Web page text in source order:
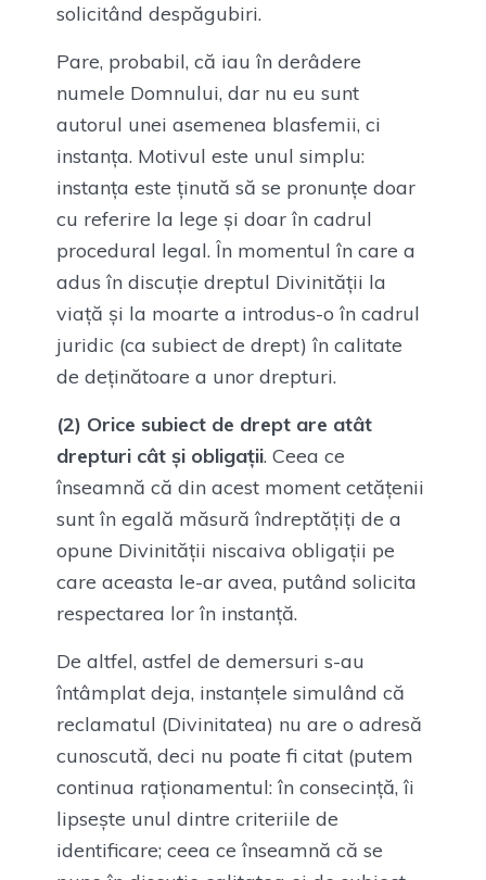
solicitând despăgubiri.
Pare, probabil, că iau în derâdere
numele Domnului, dar nu eu sunt
autorul unei asemenea blasfemii, ci
instanța. Motivul este unul simplu:
instanța este ținută să se pronunțe doar
cu referire la lege și doar în cadrul
procedural legal. În momentul în care a
adus în discuție dreptul Divinității la
viață și la moarte a introdus-o în cadrul
juridic (ca subiect de drept) în calitate
de deținătoare a unor drepturi.
(2) Orice subiect de drept are atât
drepturi cât și obligații. Ceea ce
înseamnă că din acest moment cetățenii
sunt în egală măsură îndreptățiți de a
opune Divinității niscaiva obligații pe
care aceasta le-ar avea, putând solicita
respectarea lor în instanță.
De altfel, astfel de demersuri s-au
întâmplat deja, instanțele simulând că
reclamatul (Divinitatea) nu are o adresă
cunoscută, deci nu poate fi citat (putem
continua raționamentul: în consecință, îi
lipsește unul dintre criteriile de
identificare; ceea ce înseamnă că se